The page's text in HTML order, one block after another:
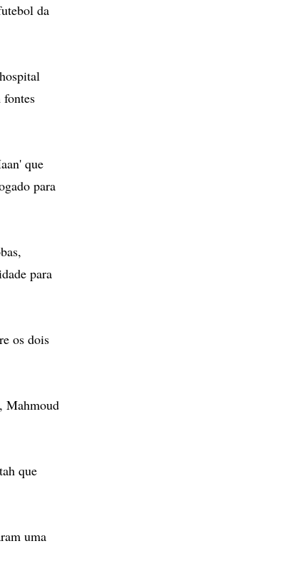
da
fontes
que
para
para
os dois
Mahmoud
que
uma